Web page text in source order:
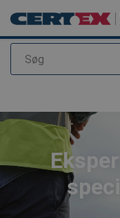
Søg
Produktet blev tilføjet til